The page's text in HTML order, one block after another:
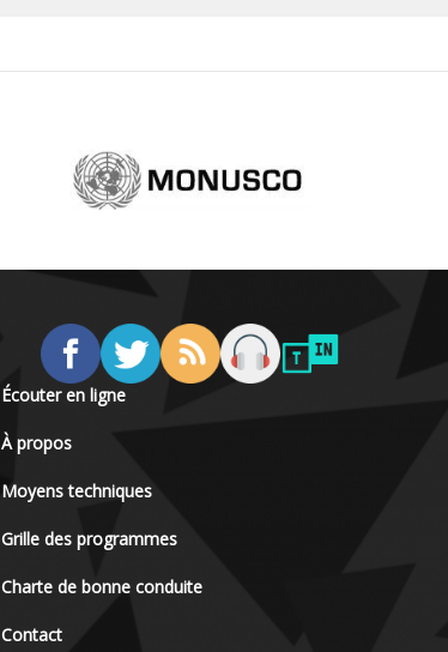
Écouter en ligne
À propos
Moyens techniques
Grille des programmes
Charte de bonne conduite
Contact